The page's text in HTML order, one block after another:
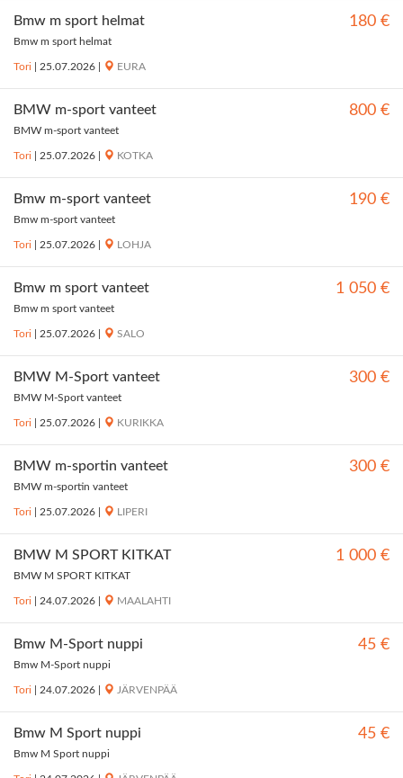
Bmw m sport helmat 180 €
Bmw m sport helmat
Tori 25.07.2026 EURA
BMW m-sport vanteet 800 €
BMW m-sport vanteet
Tori 25.07.2026 KOTKA
Bmw m-sport vanteet 190 €
Bmw m-sport vanteet
Tori 25.07.2026 LOHJA
Bmw m sport vanteet 1 050 €
Bmw m sport vanteet
Tori 25.07.2026 SALO
BMW M-Sport vanteet 300 €
BMW M-Sport vanteet
Tori 25.07.2026 KURIKKA
BMW m-sportin vanteet 300 €
BMW m-sportin vanteet
Tori 25.07.2026 LIPERI
BMW M SPORT KITKAT 1 000 €
BMW M SPORT KITKAT
Tori 24.07.2026 MAALAHTI
Bmw M-Sport nuppi 45 €
Bmw M-Sport nuppi
Tori 24.07.2026 JÄRVENPÄÄ
Bmw M Sport nuppi 45 €
Bmw M Sport nuppi